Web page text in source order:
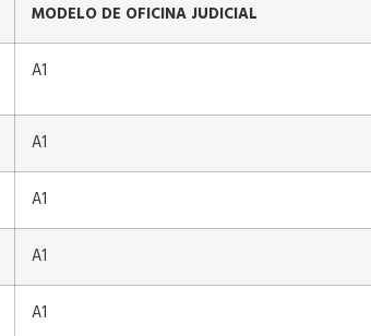
MODELO DE OFICINA JUDICIAL
A1
A1
A1
A1
A1